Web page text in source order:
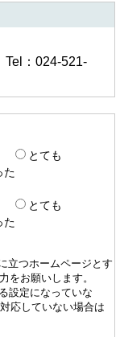
：024-521-
とても
た
とても
た
立つホームページとす
をお願いします。
設定になっていな
応していない場合は